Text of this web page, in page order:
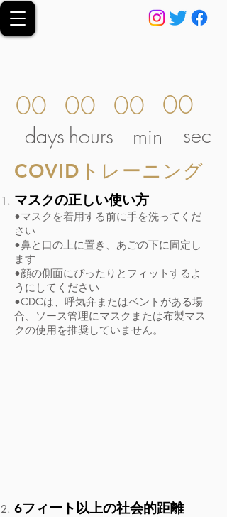
00
days
00
hours
00
min
00
sec
COVIDトレーニング
マスクの正しい使い方
•マスクを着用する前に手を洗ってくだ
さい
•鼻と口の上に置き、あごの下に固定し
ます
•顔の側面にぴったりとフィットするよ
うにしてください
•CDCは、呼気弁またはベントがある場
合、ソース管理にマスクまたは布製マス
クの使用を推奨していません。
6フィート以上の社会的距離